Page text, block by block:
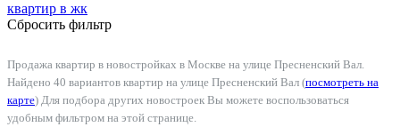
квартир в жк
Сбросить фильтр
Продажа квартир в новостройках в Москве на улице Пресненский Вал.
Найдено 40 вариантов квартир на улице Пресненский Вал (посмотреть на
карте) Для подбора других новостроек Вы можете воспользоваться
удобным фильтром на этой странице.